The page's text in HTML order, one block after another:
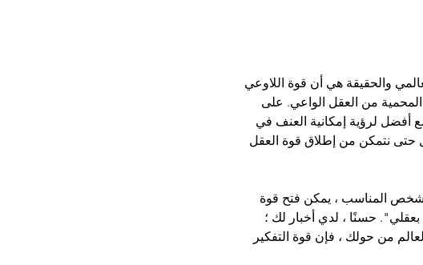
والحقيقة هي أن قوة اللاوعي
من العقل الواعي. على
أفضل لرؤية إمكانية العنف في
حتى نتمكن من إطلاق قوة العقل
المناسب ، يمكن فتح قوة
حسنًا ، لدي أخبار لك ؛
من حولك ، فإن قوة التفكير